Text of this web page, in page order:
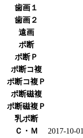
歯画１
歯画２
遠画
ポ断
ポ断Ｐ
ポ断コ複
ポ断コ複Ｐ
ポ断磁複
ポ断磁複Ｐ
乳ポ断
Ｃ・Ｍ
2017-10-01